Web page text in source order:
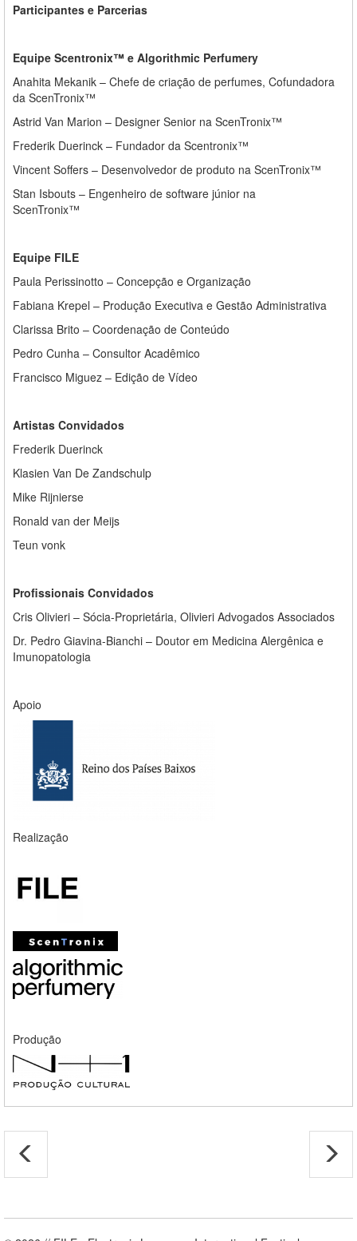
Participantes e Parcerias
Equipe Scentronix™ e Algorithmic Perfumery
Anahita Mekanik – Chefe de criação de perfumes, Cofundadora
da ScenTronix™
Astrid Van Marion – Designer Senior na ScenTronix™
Frederik Duerinck – Fundador da Scentronix™
Vincent Soffers – Desenvolvedor de produto na ScenTronix™
Stan Isbouts – Engenheiro de software júnior na
ScenTronix™
Equipe FILE
Paula Perissinotto – Concepção e Organização
Fabiana Krepel – Produção Executiva e Gestão Administrativa
Clarissa Brito – Coordenação de Conteúdo
Pedro Cunha – Consultor Acadêmico
Francisco Miguez – Edição de Vídeo
Artistas Convidados
Frederik Duerinck
Klasien Van De Zandschulp
Mike Rijnierse
Ronald van der Meijs
Teun vonk
Profissionais Convidados
Cris Olivieri – Sócia-Proprietária, Olivieri Advogados Associados
Dr. Pedro Giavina-Bianchi – Doutor em Medicina Alergênica e
Imunopatologia
Apoio
Realização
Produção